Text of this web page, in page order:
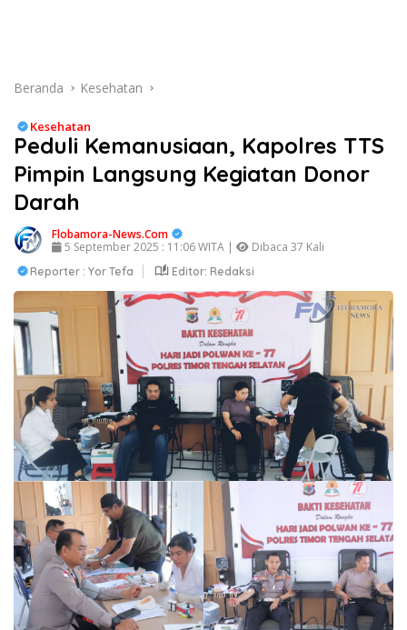
Beranda Kesehatan
Kesehatan
Peduli Kemanusiaan, Kapolres TTS
Pimpin Langsung Kegiatan Donor
Darah
Flobamora-News.Com
5 September 2025 : 11:06 WITA |
Dibaca 37 Kali
Reporter : Yor Tefa Editor: Redaksi